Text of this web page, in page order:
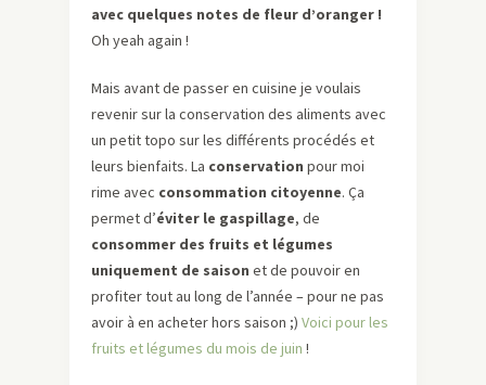
avec quelques notes de fleur d’oranger !
Oh yeah again !
Mais avant de passer en cuisine je voulais
revenir sur la conservation des aliments avec
un petit topo sur les différents procédés et
leurs bienfaits. La conservation pour moi
rime avec consommation citoyenne. Ça
permet d’éviter le gaspillage, de
consommer des fruits et légumes
uniquement de saison et de pouvoir en
profiter tout au long de l’année – pour ne pas
avoir à en acheter hors saison ;) Voici pour les
fruits et légumes du mois de juin !